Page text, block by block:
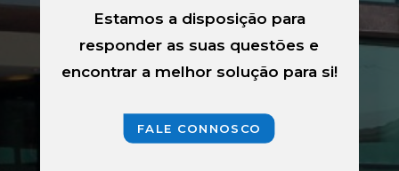
Estamos a disposição para
responder as suas questões e
encontrar a melhor solução para si!
FALE CONNOSCO